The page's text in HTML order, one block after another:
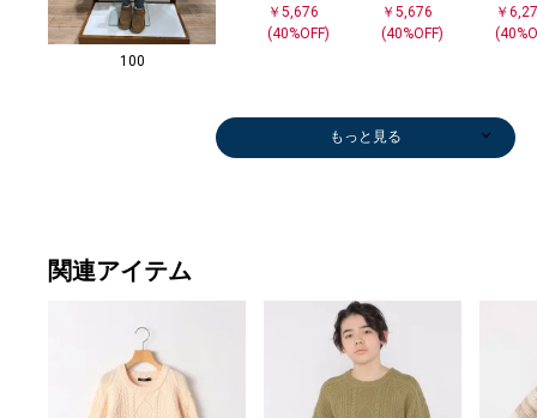
100
￥5,676
(40%OFF)
￥5,676
(40%OFF)
￥
ひざ・ミドル丈
￥3,960
ひざ・ミドル丈
￥4,455
ひざ
￥
￥5,676
その他パンツ
￥5,225
スニ
￥
その他パンツ
￥4,488
ダウン/中綿ジ
ャケット
ニッ
ー
その他パンツ
￥5,676
その他パンツ
￥5,225
ダウ
ャケ
その他パンツ
￥5,082
スニーカー
￥5,390
ニッ
￥
￥5,676
その他パンツ
￥5,225
スニ
￥
その他パンツ
￥3,564
ステンカラーコ
ート
スニ
￥
￥5,676
その他パンツ
￥5,082
スニ
￥
もっと見る
関連アイテム